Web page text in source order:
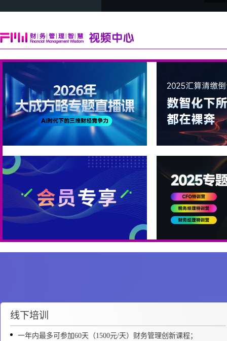
1
线下培训
一年内最多可参加60天（1500元/天）财务管理创新课程；